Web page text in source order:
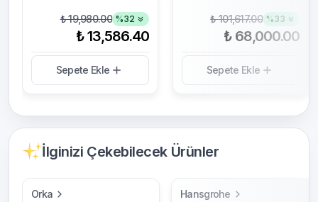
₺ 19,980.00 %32
₺ 13,586.40
Sepete Ekle
₺ 101,617.00 %33
₺ 68,000.00
Sepete Ekle
İlginizi Çekebilecek Ürünler
Orka
Hansgrohe